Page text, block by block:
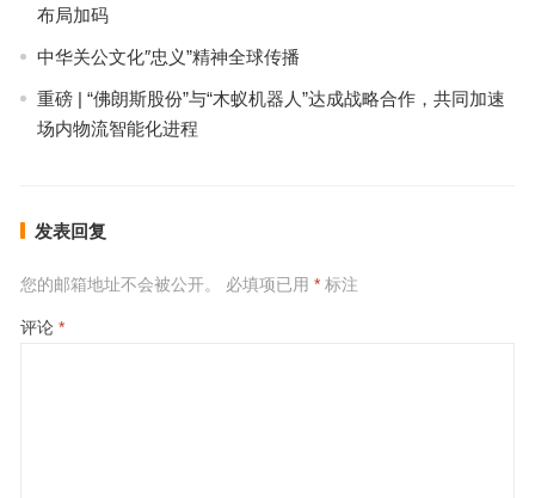
布局加码
中华关公文化″忠义”精神全球传播
重磅 | “佛朗斯股份”与“木蚁机器人”达成战略合作，共同加速
场内物流智能化进程
发表回复
您的邮箱地址不会被公开。 必填项已用 *标注
评论 *